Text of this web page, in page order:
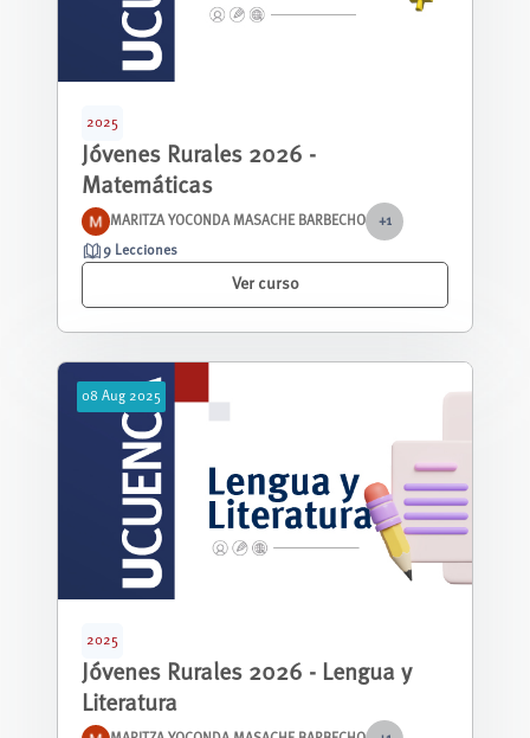
2025
Jóvenes Rurales 2026 -
Matemáticas
MARITZA YOCONDA MASACHE BARBECHO +1
9 Lecciones
Ver curso
08 Aug 2025
2025
Jóvenes Rurales 2026 - Lengua y
Literatura